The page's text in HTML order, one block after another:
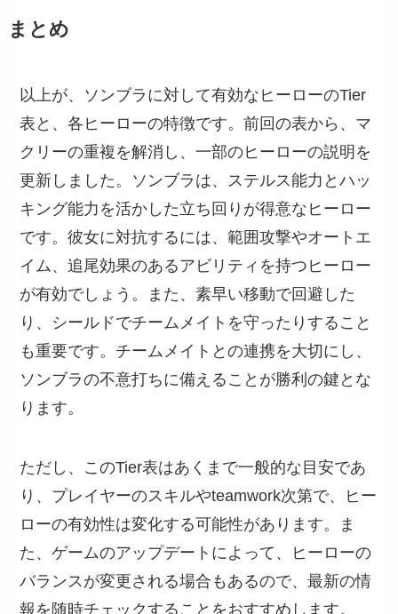
まとめ
以上が、ソンブラに対して有効なヒーローのTier
表と、各ヒーローの特徴です。前回の表から、マ
クリーの重複を解消し、一部のヒーローの説明を
更新しました。ソンブラは、ステルス能力とハッ
キング能力を活かした立ち回りが得意なヒーロー
です。彼女に対抗するには、範囲攻撃やオートエ
イム、追尾効果のあるアビリティを持つヒーロー
が有効でしょう。また、素早い移動で回避した
り、シールドでチームメイトを守ったりすること
も重要です。チームメイトとの連携を大切にし、
ソンブラの不意打ちに備えることが勝利の鍵とな
ります。
ただし、このTier表はあくまで一般的な目安であ
り、プレイヤーのスキルやteamwork次第で、ヒー
ローの有効性は変化する可能性があります。ま
た、ゲームのアップデートによって、ヒーローの
バランスが変更される場合もあるので、最新の情
報を随時チェックすることをおすすめします。